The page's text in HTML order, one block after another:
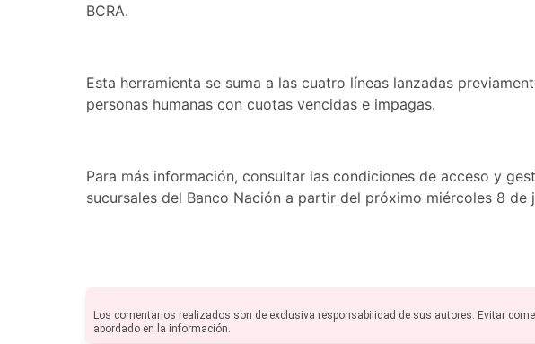
BCRA.
Esta herramienta se suma a las cuatro líneas lanzadas
personas humanas con cuotas vencidas e impagas.
Para más información, consultar las condiciones de acceso y
sucursales del Banco Nación a partir del próximo miércoles 8 de
Los comentarios realizados son de exclusiva responsabilidad de sus autores. Evitar
abordado en la información.